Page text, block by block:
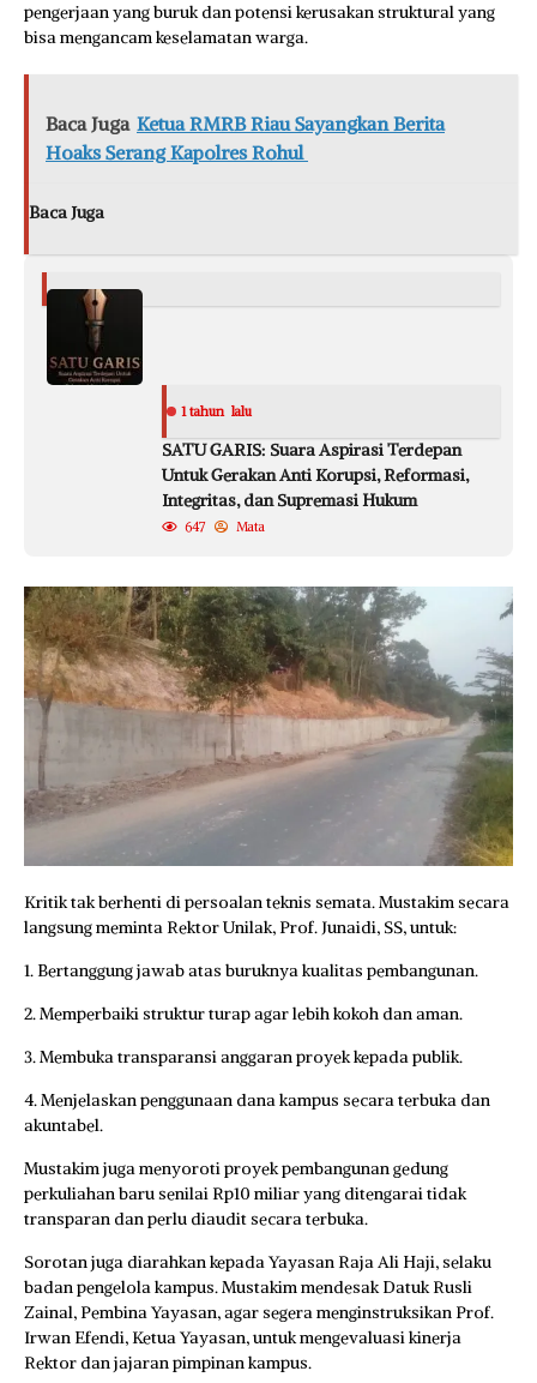
pengerjaan yang buruk dan potensi kerusakan struktural yang
bisa mengancam keselamatan warga.
Baca Juga Ketua RMRB Riau Sayangkan Berita
Hoaks Serang Kapolres Rohul
Baca Juga
1 tahun lalu
SATU GARIS: Suara Aspirasi Terdepan
Untuk Gerakan Anti Korupsi, Reformasi,
Integritas, dan Supremasi Hukum
647 Mata
Kritik tak berhenti di persoalan teknis semata. Mustakim secara
langsung meminta Rektor Unilak, Prof. Junaidi, SS, untuk:
1. Bertanggung jawab atas buruknya kualitas pembangunan.
2. Memperbaiki struktur turap agar lebih kokoh dan aman.
3. Membuka transparansi anggaran proyek kepada publik.
4. Menjelaskan penggunaan dana kampus secara terbuka dan
akuntabel.
Mustakim juga menyoroti proyek pembangunan gedung
perkuliahan baru senilai Rp10 miliar yang ditengarai tidak
transparan dan perlu diaudit secara terbuka.
Sorotan juga diarahkan kepada Yayasan Raja Ali Haji, selaku
badan pengelola kampus. Mustakim mendesak Datuk Rusli
Zainal, Pembina Yayasan, agar segera menginstruksikan Prof.
Irwan Efendi, Ketua Yayasan, untuk mengevaluasi kinerja
Rektor dan jajaran pimpinan kampus.